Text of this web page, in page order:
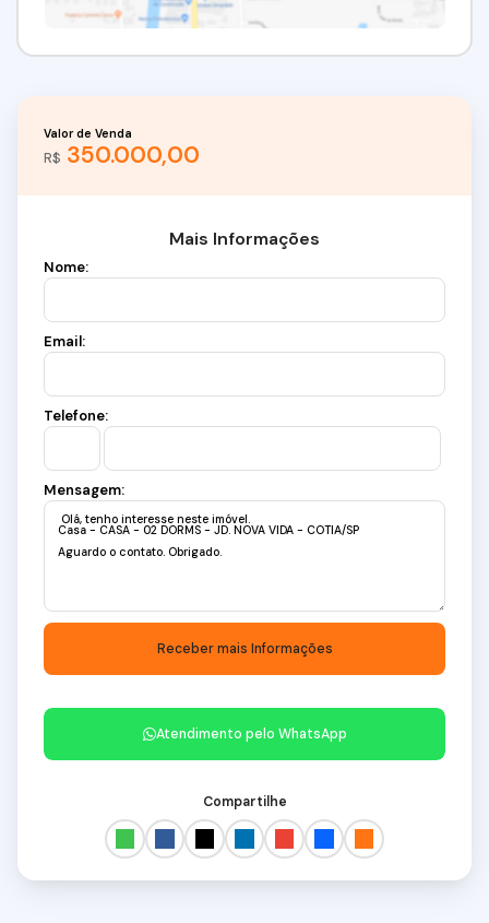
R$ 350.000,00
Valor de Venda
Mais Informações
Nome:
Email:
Telefone:
Mensagem:
Atendimento pelo WhatsApp
Compartilhe